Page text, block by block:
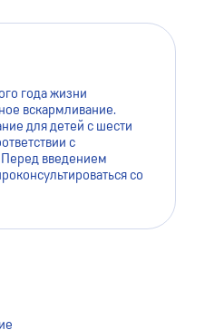
года жизни
вскармливание.
для детей с шести
с
введением
со
более удобным для
вы даёте согласие на
устройстве. Для